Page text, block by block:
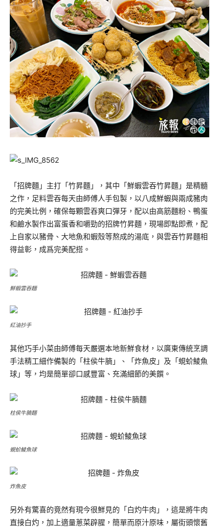
「招牌麵」主打「竹昇麵」，其中「鮮蝦雲吞竹昇麵」是精髓
之作，足料雲吞每天由師傅人手包製，以八成鮮蝦與兩成豬肉
的完美比例，確保每顆雲吞爽口彈牙，配以由高筋麵粉、鴨蛋
和鹼水製作出富蛋香和嚼勁的招牌竹昇麵，現場即點即煮，配
上自家以豬骨、大地魚和蝦殼等熬成的湯底，與雲吞竹昇麵相
得益彰，成爲完美配搭。
鮮蝦雲吞麵
紅油抄手
其他巧手小菜由師傅每天嚴選本地新鮮食材，以廣東傳統烹調
手法精工細作備製的「柱侯牛腩」、「炸魚皮」及「蜆蚧鯪魚
球」等，均是簡單卻口感豐富、充滿細節的美饌。
柱侯牛腩麵
蜆蚧鯪魚球
炸魚皮
另外有驚喜的竟然有現今很鮮見的「白灼牛肉」，這是將牛肉
直接白灼，加上適量蔥菜辟腥，簡單而原汁原味，屬街頭懷舊